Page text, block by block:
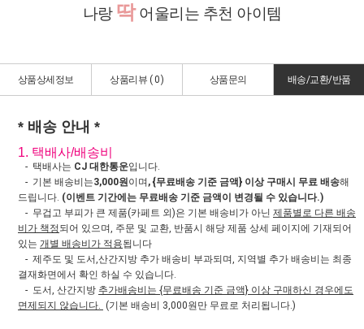
나랑 딱어울리는 추천 아이템
상품상세정보 상품리뷰 ( 0) 상품문의 배송/교환/반품
* 배송 안내 *
1. 택배사/배송비
- 택배사는 CJ 대한통운입니다.
- 기본 배송비는3,000원이며 , {무료배송 기준 금액} 이상 구매시 무료 배송해
드립니다. (이벤트 기간에는 무료배송 기준 금액이 변경될 수 있습니다.)
- 무겁고 부피가 큰 제품(카페트 외)은 기본 배송비가 아닌 제품별로 다른 배송
비가 책정되어 있으며, 주문 및 교환, 반품시 해당 제품 상세 페이지에 기재되어
있는 개별 배송비가 적용됩니다
- 제주도 및 도서,산간지방 추가 배송비 부과되며, 지역별 추가 배송비는 최종
결재화면에서 확인 하실 수 있습니다.
- 도서, 산간지방 추가배송비는 {무료배송 기준 금액} 이상 구매하신 경우에도
면제되지 않습니다. (기본 배송비 3,000원만 무료로 처리됩니다.)